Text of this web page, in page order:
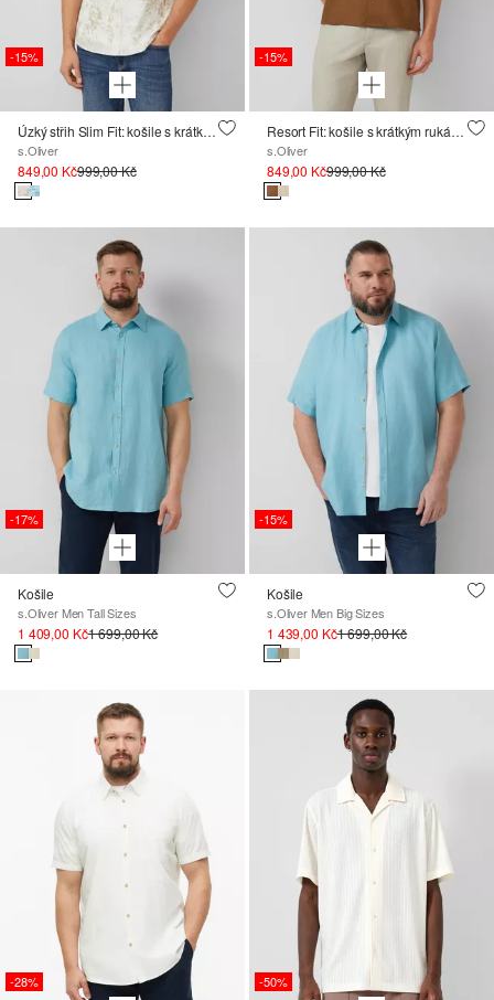
-15%
Úzký střih Slim Fit: košile s krátkým rukávem a potiskem po celé ploše a náprsní kapsou
s.Oliver
849,00 Kč999,00 Kč
-15%
Resort Fit: košile s krátkým rukávem, ze směsi se lnem
s.Oliver
849,00 Kč999,00 Kč
-17%
Košile
s.Oliver Men Tall Sizes
1 409,00 Kč1 699,00 Kč
-15%
Košile
s.Oliver Men Big Sizes
1 439,00 Kč1 699,00 Kč
-28% -50%